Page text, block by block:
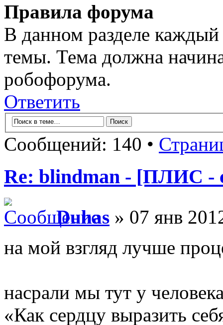
Правила форума
В данном разделе
темы. Тема должна
робофорума.
Ответить
Сообщений: 140 •
Re: blindman - [ПЛИС -
Duhas » 07 янв
на мой взгляд лучше
насрали мы тут у
«Как сердцу выразить